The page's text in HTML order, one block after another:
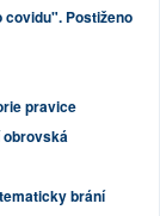
Postiženo
pravice
obrovská
brání